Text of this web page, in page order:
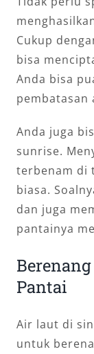
Cukup
bisa
Anda bisa
pembatasan
Anda juga
sunrise.
terbenam di
biasa.
dan juga
pantainya
Pantai
Air laut di
untuk